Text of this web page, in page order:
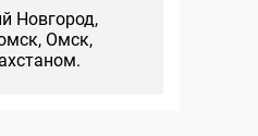
Новгород,
Омск,